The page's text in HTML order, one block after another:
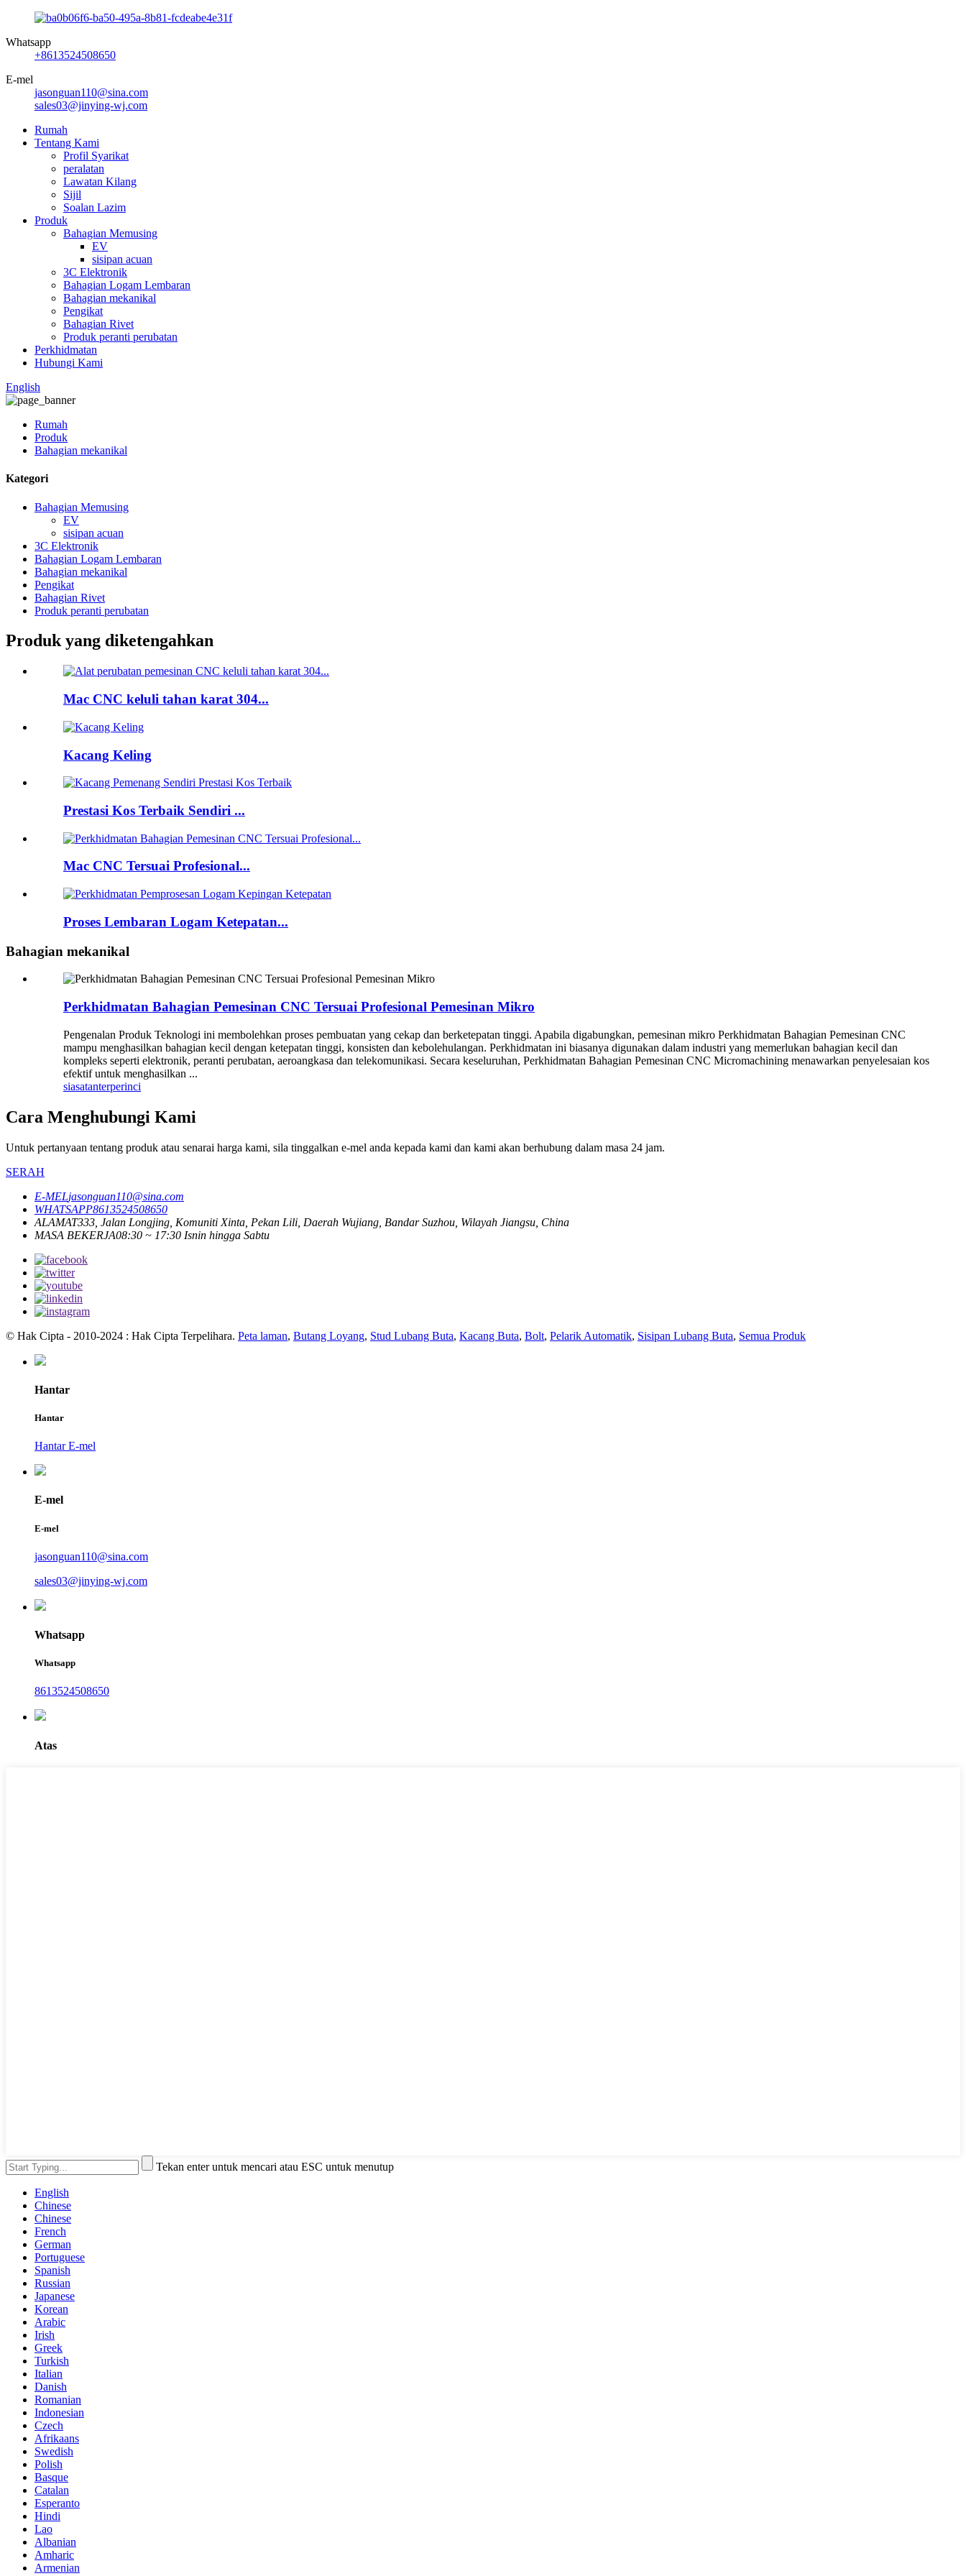
Whatsapp
+8613524508650
E-mel
jasonguan110@sina.com
sales03@jinying-wj.com
Rumah
Tentang Kami
Profil Syarikat
peralatan
Lawatan Kilang
Sijil
Soalan Lazim
Produk
Bahagian Memusing
EV
sisipan acuan
3C Elektronik
Bahagian Logam Lembaran
Bahagian mekanikal
Pengikat
Bahagian Rivet
Produk peranti perubatan
Perkhidmatan
Hubungi Kami
English
Rumah
Produk
Bahagian mekanikal
Kategori
Bahagian Memusing
EV
sisipan acuan
3C Elektronik
Bahagian Logam Lembaran
Bahagian mekanikal
Pengikat
Bahagian Rivet
Produk peranti perubatan
Produk yang diketengahkan
Mac CNC keluli tahan karat 304...
Kacang Keling
Prestasi Kos Terbaik Sendiri ...
Mac CNC Tersuai Profesional...
Proses Lembaran Logam Ketepatan...
Bahagian mekanikal
Perkhidmatan Bahagian Pemesinan CNC Tersuai Profesional Pemesinan Mikro
Pengenalan Produk Teknologi ini membolehkan proses pembuatan yang cekap dan berketepatan tinggi. Apabila digabungkan, pemesinan mikro Perkhidmatan Bahagian Pemesinan CNC
mampu menghasilkan bahagian kecil dengan ketepatan tinggi, konsisten dan kebolehulangan. Perkhidmatan ini biasanya digunakan dalam industri yang memerlukan bahagian kecil dan
kompleks seperti elektronik, peranti perubatan, aeroangkasa dan telekomunikasi. Secara keseluruhan, Perkhidmatan Bahagian Pemesinan CNC Micromachining menawarkan penyelesaian kos
efektif untuk menghasilkan ...
siasatanterperinci
Cara Menghubungi Kami
Untuk pertanyaan tentang produk atau senarai harga kami, sila tinggalkan e-mel anda kepada kami dan kami akan berhubung dalam masa 24 jam.
SERAH
E-MELjasonguan110@sina.com
WHATSAPP8613524508650
ALAMAT333, Jalan Longjing, Komuniti Xinta, Pekan Lili, Daerah Wujiang, Bandar Suzhou, Wilayah Jiangsu, China
MASA BEKERJA08:30 ~ 17:30 Isnin hingga Sabtu
© Hak Cipta - 2010-2024 : Hak Cipta Terpelihara. Peta laman, Butang Loyang, Stud Lubang Buta, Kacang Buta, Bolt, Pelarik Automatik, Sisipan Lubang Buta, Semua Produk
Hantar
Hantar
Hantar E-mel
E-mel
E-mel
jasonguan110@sina.com
sales03@jinying-wj.com
Whatsapp
Whatsapp
8613524508650
Atas
Tekan enter untuk mencari atau ESC untuk menutup
English
Chinese
Chinese
French
German
Portuguese
Spanish
Russian
Japanese
Korean
Arabic
Irish
Greek
Turkish
Italian
Danish
Romanian
Indonesian
Czech
Afrikaans
Swedish
Polish
Basque
Catalan
Esperanto
Hindi
Lao
Albanian
Amharic
Armenian